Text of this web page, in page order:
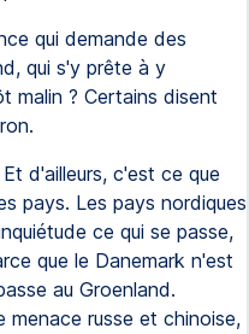
qui demande des
qui s'y prête à y
malin ? Certains disent
Et d'ailleurs, c'est ce que
pays. Les pays nordiques
ce qui se passe,
que le Danemark n'est
au Groenland.
menace russe et chinoise,